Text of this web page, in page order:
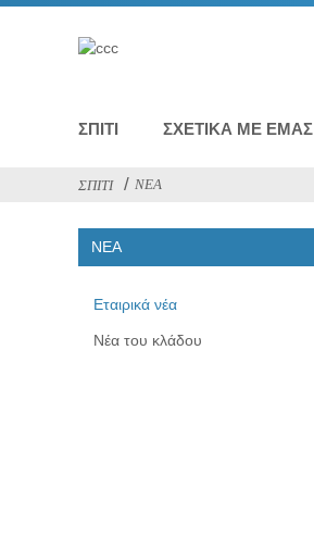
ΣΠΊΤΙ ΣΧΕΤΙΚΆ ΜΕ ΕΜΆΣ
ΣΠΊΤΙ ΝΈΑ
ΝΈΑ
Εταιρικά νέα
Νέα του κλάδου